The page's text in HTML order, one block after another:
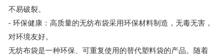
不易破裂。
- 环保健康：高质量的无纺布袋采用环保材料制造，无毒无害，
对环境友好。
无纺布袋是一种环保、可重复使用的替代塑料袋的产品。随着